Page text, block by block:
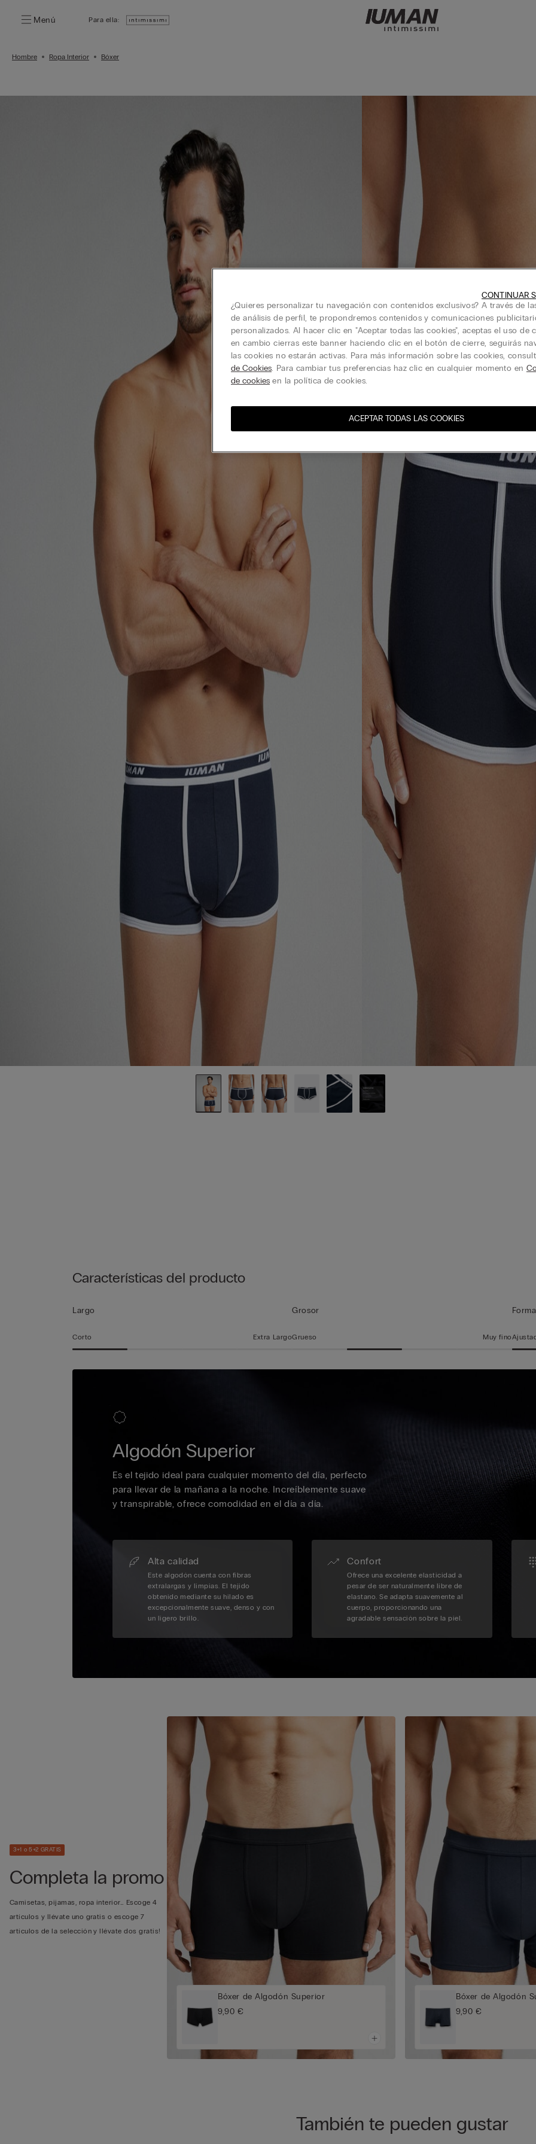
Menú Para ella:
Hombre Ropa Interior Bóxer
Características del producto
Largo
Corto Extra Largo
Grosor
Grueso Muy fino
Forma
Algodón Superior
Es el tejido ideal para cualquier momento del día, perfecto
para llevar de la mañana a la noche. Increíblemente suave
y transpirable, ofrece comodidad en el día a día.
Alta calidad
Este algodón cuenta con fibras
extralargas y limpias. El tejido
obtenido mediante su hilado es
excepcionalmente suave, denso y con
un ligero brillo.
Confort
Ofrece una excelente elasticidad a
pesar de ser naturalmente libre de
elastano. Se adapta suavemente al
cuerpo, proporcionando una
agradable sensación sobre la piel.
3+1 o 5+2 GRATIS
Completa la promo
Camisetas, pijamas, ropa interior… Escoge 4
artículos y llévate uno gratis o escoge 7
artículos de la selección y llévate dos gratis!
Bóxer de Algodón Superior
9,90 €
Bóxer de Algodón
9,90 €
También te pueden gustar
¿Quieres personalizar tu navegación con contenidos exclusivos? A través de
de análisis de perfil, te propondremos contenidos y comunicaciones
personalizados. Al hacer clic en "Aceptar todas las cookies", aceptas el uso de
en cambio cierras este banner haciendo clic en el botón de cierre, seguirás
las cookies no estarán activas. Para más información sobre las cookies,
de Cookies. Para cambiar tus preferencias haz clic en cualquier momento en
de cookies en la política de cookies.
ACEPTAR TODAS LAS COOKIES
CONTINUAR